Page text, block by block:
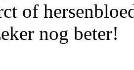
of
nog beter!